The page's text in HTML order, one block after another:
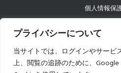
プライバシーについて
当サイトでは、ログインやサービ
上、閲覧の追跡のために、
個人情報保
特定個人情報等の取り扱
お問い合